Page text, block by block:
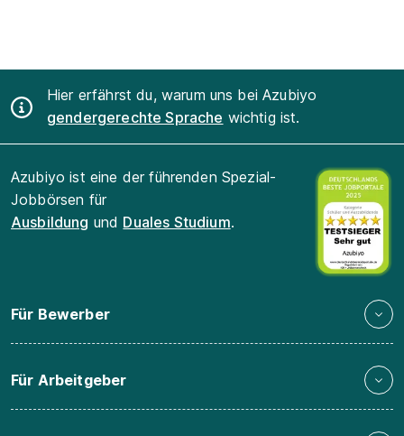
Hier erfährst du, warum uns bei Azubiyo
gendergerechte Sprache wichtig ist.
Azubiyo ist eine der führenden Spezial-
Jobbörsen für
Ausbildung und Duales Studium.
Für Bewerber
Für Arbeitgeber